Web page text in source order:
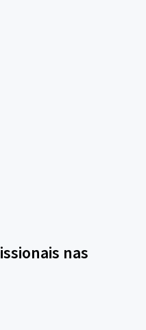
nas